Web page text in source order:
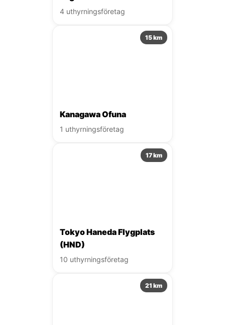
4 uthyrningsföretag
15 km
Kanagawa Ofuna
1 uthyrningsföretag
17 km
Tokyo Haneda Flygplats
(HND)
10 uthyrningsföretag
21 km